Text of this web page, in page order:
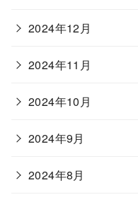
2024年12月
2024年11月
2024年10月
2024年9月
2024年8月